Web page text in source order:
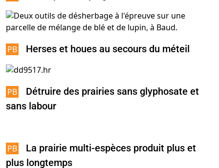
Herses et houes au secours du méteil
Détruire des prairies sans glyphosate et
sans labour
La prairie multi-espèces produit plus et
plus longtemps